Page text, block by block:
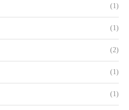
(1)
(1)
(2)
(1)
(1)